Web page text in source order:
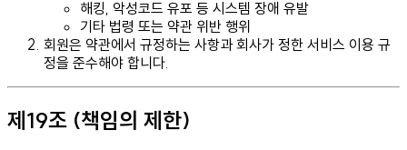
해킹, 악성코드 유포 등 시스템 장애 유발
기타 법령 또는 약관 위반 행위
회원은 약관에서 규정하는 사항과 회사가 정한 서비스 이용 규
정을 준수해야 합니다.
제19조 (책임의 제한)